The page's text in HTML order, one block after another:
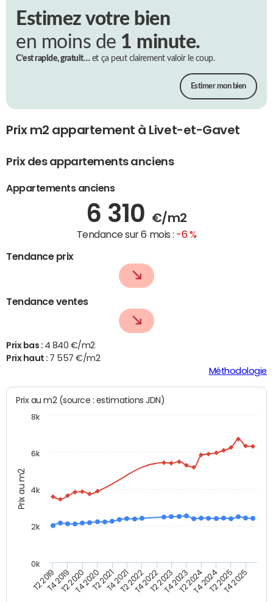
Estimez votre bien
en moins de 1 minute.
C’est rapide, gratuit…et ça peut clairement valoir le coup.
Estimer mon bien
Prix m2 appartement à Livet-et-Gavet
Prix des appartements anciens
Appartements anciens
6 310 €/m2
Tendance sur 6 mois : -6 %
Tendance prix
Tendance ventes
Prix bas : 4 840 €/m2
Prix haut : 7 557 €/m2
Méthodologie
Prix au m2
Prix au m2 (source : estimations JDN)
T2 2019T4 2019T2 2020T4 2020T2 2021T4 2021T2 2022T4 2022T2 2023T4 2023T2 2024T4 2024T2 2025T4 2025
2k
4k
6k
0k
8k